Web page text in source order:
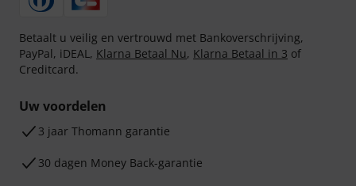
Betaalt u veilig en vertrouwd met Bankoverschrijving,
PayPal, iDEAL, Klarna Betaal Nu, Klarna Betaal in 3 of
Creditcard.
Uw voordelen
3 jaar Thomann garantie
30 dagen Money Back-garantie